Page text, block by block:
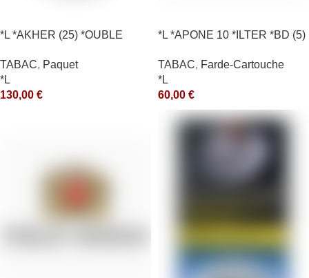
*L *AKHER (25) *OUBLE
TABAC, Paquet
*L
130,00 €
*L *APONE 10 *ILTER *BD (5)
TABAC, Farde-Cartouche
*L
60,00 €